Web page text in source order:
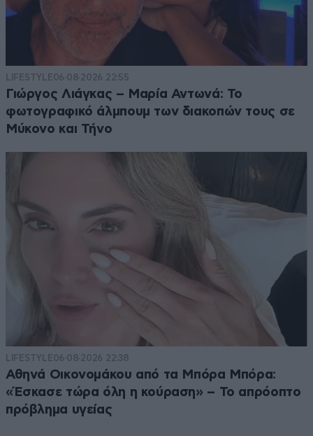
LIFESTYLE06·08·2026 22:55
Γιώργος Λιάγκας – Μαρία Αντωνά: Το
φωτογραφικό άλμπουμ των διακοπών τους σε
Μύκονο και Τήνο
LIFESTYLE06·08·2026 22:38
Αθηνά Οικονομάκου από τα Μπόρα Μπόρα:
«Έσκασε τώρα όλη η κούραση» – Το απρόοπτο
πρόβλημα υγείας